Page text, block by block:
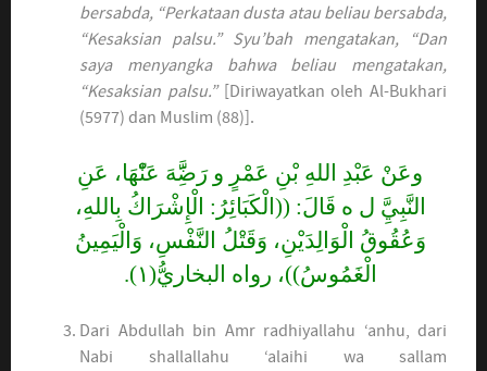
bersabda, “Perkataan dusta atau beliau bersabda,
“Kesaksian palsu.” Syu’bah mengatakan, “Dan
saya menyangka bahwa beliau mengatakan,
“Kesaksian palsu.”[Diriwayatkan oleh Al-Bukhari
(5977) dan Muslim (88)].
وعَنْ عَبْدِ اللهِ بْنِ عَمْرٍ و رَضَََِّهَ عَنّْهَا، عَنِ
النَّبِيَِّ ل ه قَالَ: ((الْكَبَائِرُ: الْإِشْرَاكُ بِاللهِ،
وَعُقُوقُ الْوَالِدَيْنِ، وَقَتْلُ النَّفْسِ، وَالْيَمِينُ
الْغَمُوسُ))، رواه البخاريُّ(١).
Dari Abdullah bin Amr radhiyallahu ‘anhu, dari
Nabi shallallahu ‘alaihi wa sallam